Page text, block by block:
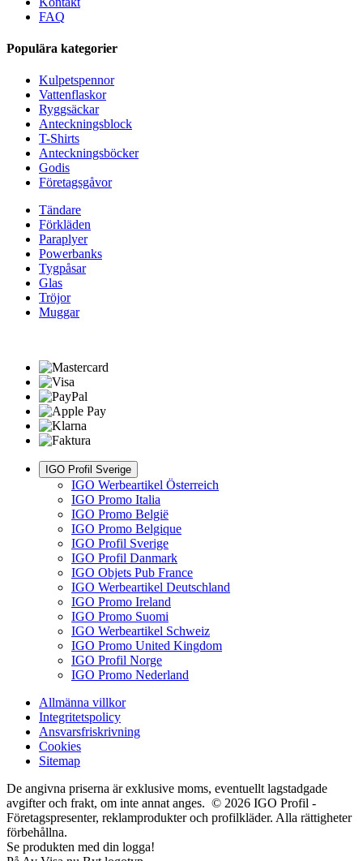
FAQ
Populära kategorier
Kulpetspennor
Vattenflaskor
Ryggsäckar
Anteckningsblock
T-Shirts
Anteckningsböcker
Godis
Företagsgåvor
Tändare
Förkläden
Paraplyer
Powerbanks
Tygpåsar
Glas
Tröjor
Muggar
IGO Profil Sverige
IGO Werbeartikel Österreich
IGO Promo Italia
IGO Promo België
IGO Promo Belgique
IGO Profil Sverige
IGO Profil Danmark
IGO Objets Pub France
IGO Werbeartikel Deutschland
IGO Promo Ireland
IGO Promo Suomi
IGO Werbeartikel Schweiz
IGO Promo United Kingdom
IGO Profil Norge
IGO Promo Nederland
Allmänna villkor
Integritetspolicy
Ansvarsfriskrivning
Cookies
Sitemap
De angivna priserna är exklusive moms, eventuellt lagstadgade
avgifter och frakt, om inte annat anges. © 2026 IGO Profil -
Företagspresenter, reklamprodukter och profilkläder. Alla rättigheter
förbehållna.
Se produkten med din logga!